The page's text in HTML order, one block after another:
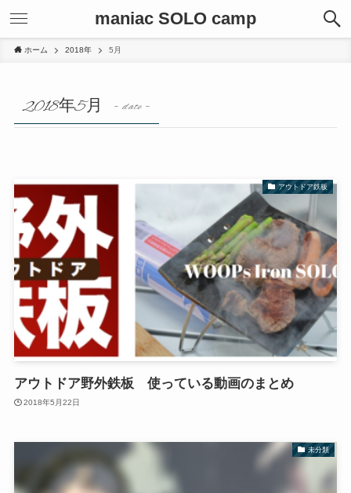
maniac SOLO camp
ホーム 2018年 5月
2018年5月 – date –
アウトドア鉄板
アウトドア野外鉄板 使っている動画のまとめ
2018年5月22日
未分類